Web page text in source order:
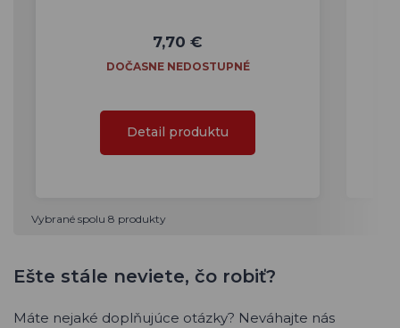
7,70 €
DOČASNE NEDOSTUPNÉ
Detail produktu
Vybrané spolu 8 produkty
Ešte stále neviete, čo robiť?
Máte nejaké doplňujúce otázky? Neváhajte nás